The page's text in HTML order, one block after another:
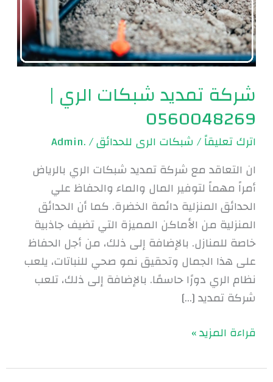
شركة تمديد شبكات الري |
0560048269
اترك تعليقاً/شبكات الرى للحدائق/
.Admin
ان التعاقد مع شركة تمديد شبكات الري بالرياض
أمراً مهماً لتوفير المال والماء والحفاظ علي
الحدائق المنزلية دائمة الخضرة. كما أن الحدائق
المنزلية من الأماكن المميزة التي تضيف جاذبية
خاصة للمنازل. بالإضافة إلى ذلك، من أجل الحفاظ
على هذا الجمال وتحقيق نمو صحي للنباتات، يلعب
نظام الري دورًا حاسمًا. بالإضافة إلى ذلك، تلعب
شركة تمديد […]
قراءة المزيد »